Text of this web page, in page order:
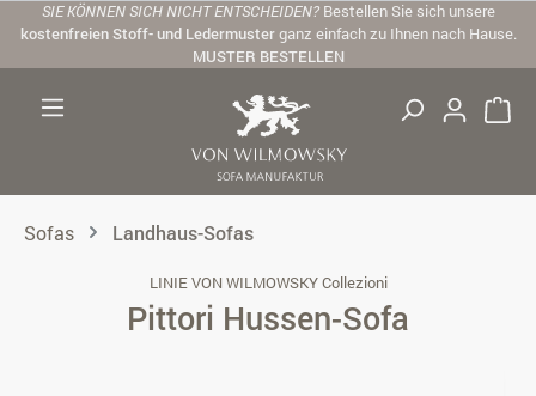
Zum Hauptinhalt springen
SIE KÖNNEN SICH NICHT ENTSCHEIDEN? Bestellen Sie sich unsere
kostenfreien Stoff- und Ledermusterganz einfach zu Ihnen nach Hause.
MUSTER BESTELLEN
Sofas Landhaus-Sofas
LINIE VON WILMOWSKY Collezioni
Pittori Hussen-Sofa